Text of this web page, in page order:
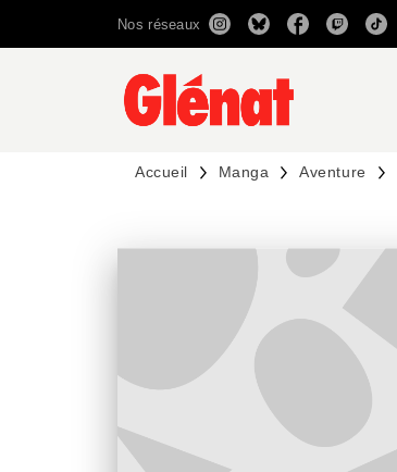
RECHERCHE
Nos réseaux
Accueil Manga Aventure